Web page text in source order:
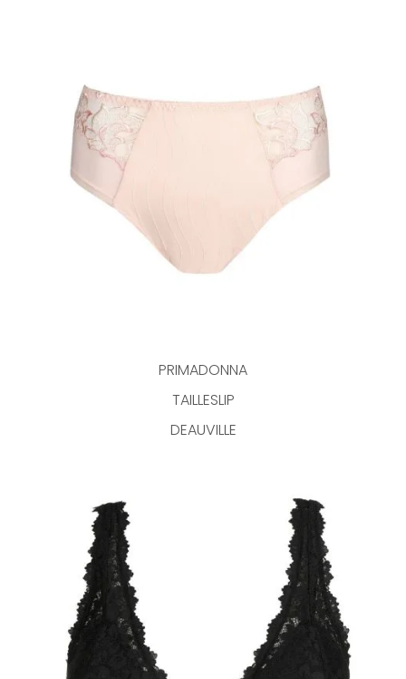
PRIMADONNA
TAILLESLIP
DEAUVILLE